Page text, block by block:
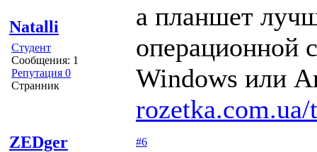
Natalli
Студент
Сообщения: 1
Репутация 0
Странник
а планшет
операционной
Windows или
ZEDger #6